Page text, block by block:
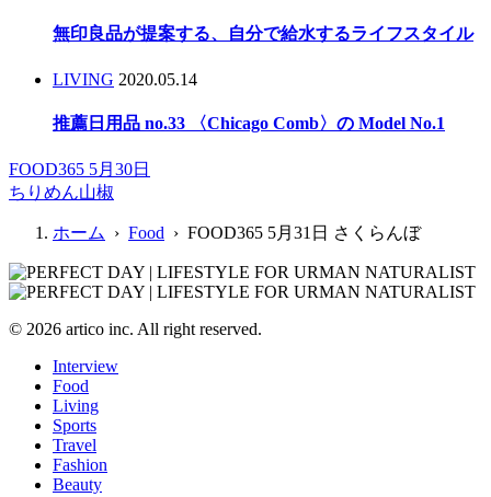
無印良品が提案する、自分で給水するライフスタイル
LIVING 2020.05.14
推薦日用品 no.33 〈Chicago Comb〉の Model No.1
FOOD365 5月30日
ちりめん山椒
ホーム › Food › FOOD365 5月31日 さくらんぼ
© 2026 artico inc. All right reserved.
Interview
Food
Living
Sports
Travel
Fashion
Beauty